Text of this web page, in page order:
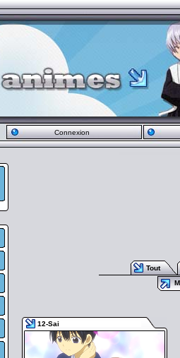
Connexion
Tout
12-Sai